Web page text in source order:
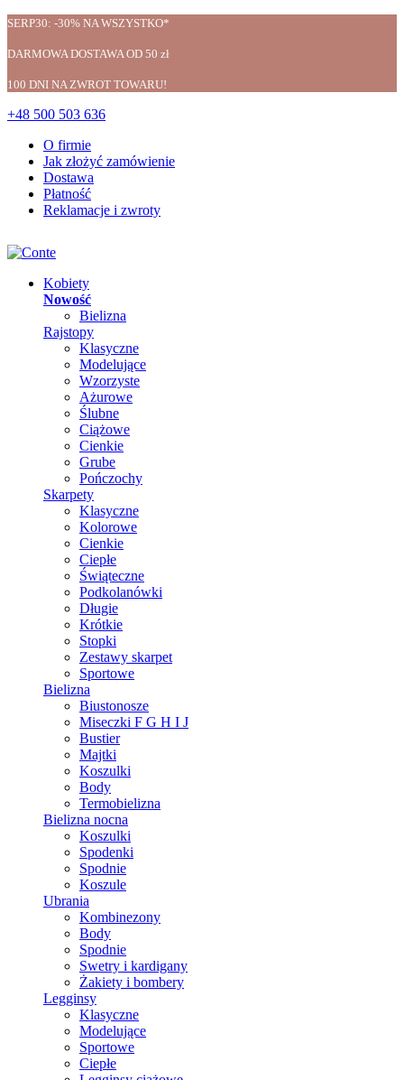
SERP30: -30% NA WSZYSTKO*
DARMOWA DOSTAWA OD 50 zł
100 DNI NA ZWROT TOWARU!
+48 500 503 636
O firmie
Jak złożyć zamówienie
Dostawa
Płatność
Reklamacje i zwroty
Kobiety
Nowość
Bielizna
Rajstopy
Klasyczne
Modelujące
Wzorzyste
Ażurowe
Ślubne
Ciążowe
Cienkie
Grube
Pończochy
Skarpety
Klasyczne
Kolorowe
Cienkie
Ciepłe
Świąteczne
Podkolanówki
Długie
Krótkie
Stopki
Zestawy skarpet
Sportowe
Bielizna
Biustonosze
Miseczki F G H I J
Bustier
Majtki
Koszulki
Body
Termobielizna
Bielizna nocna
Koszulki
Spodenki
Spodnie
Koszule
Ubrania
Kombinezony
Body
Spodnie
Swetry i kardigany
Żakiety i bombery
Legginsy
Klasyczne
Modelujące
Sportowe
Ciepłe